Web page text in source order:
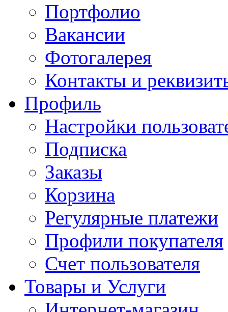
Портфолио
Вакансии
Фотогалерея
Контакты и
Профиль
Настройки
Подписка
Заказы
Корзина
Регулярные платежи
Профили покупателя
Счет пользователя
Товары и Услуги